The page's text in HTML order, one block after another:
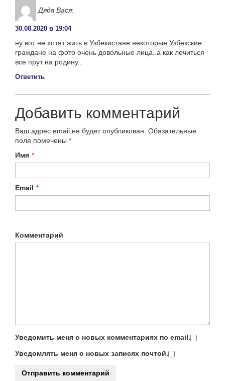
Дядя Вася:
30.08.2020 в 19:04
ну вот не хотят жить в Узбекистане некоторые Узбекские
граждане на фото очень довольные лица..а как лечиться
все прут на родину..
Ответить
Добавить комментарий
Ваш адрес email не будет опубликован. Обязательные
поля помечены *
Имя *
Email *
Комментарий
Уведомить меня о новых комментариях по email.
Уведомлять меня о новых записях почтой.